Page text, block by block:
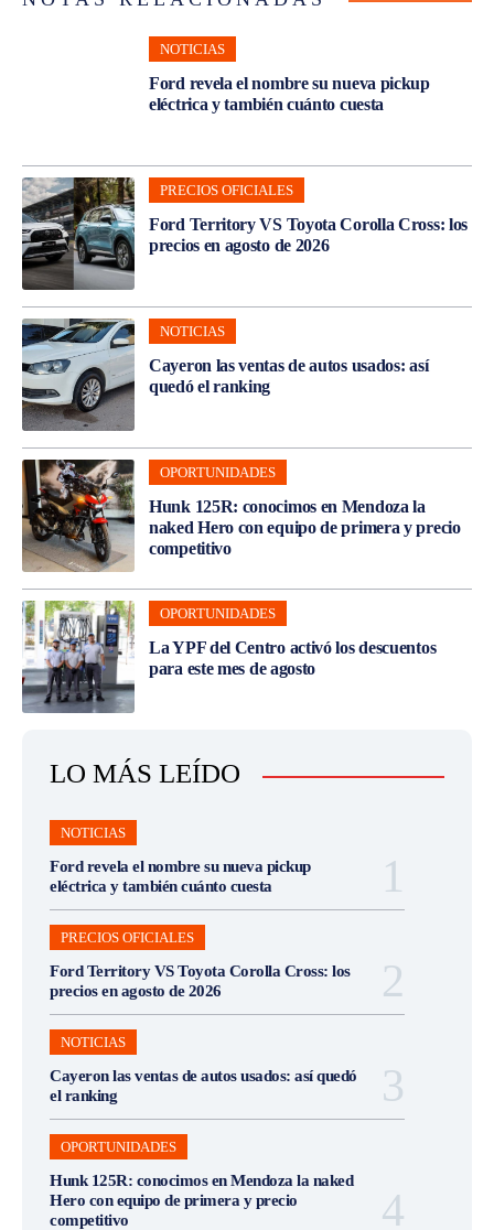
NOTICIAS
Ford revela el nombre su nueva pickup
eléctrica y también cuánto cuesta
PRECIOS OFICIALES
Ford Territory VS Toyota Corolla Cross: los
precios en agosto de 2026
NOTICIAS
Cayeron las ventas de autos usados: así
quedó el ranking
OPORTUNIDADES
Hunk 125R: conocimos en Mendoza la
naked Hero con equipo de primera y precio
competitivo
OPORTUNIDADES
La YPF del Centro activó los descuentos
para este mes de agosto
LO MÁS LEÍDO
NOTICIAS
Ford revela el nombre su nueva pickup
eléctrica y también cuánto cuesta
PRECIOS OFICIALES
Ford Territory VS Toyota Corolla Cross: los
precios en agosto de 2026
NOTICIAS
Cayeron las ventas de autos usados: así quedó
el ranking
OPORTUNIDADES
Hunk 125R: conocimos en Mendoza la naked
Hero con equipo de primera y precio
competitivo